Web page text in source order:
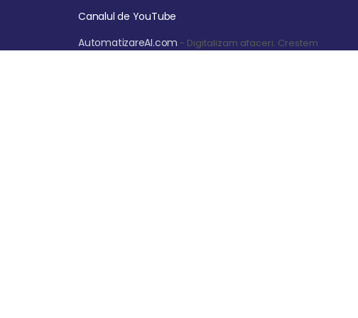
Canalul de YouTube
AutomatizareAI.com - Digitalizam afaceri. Crestem